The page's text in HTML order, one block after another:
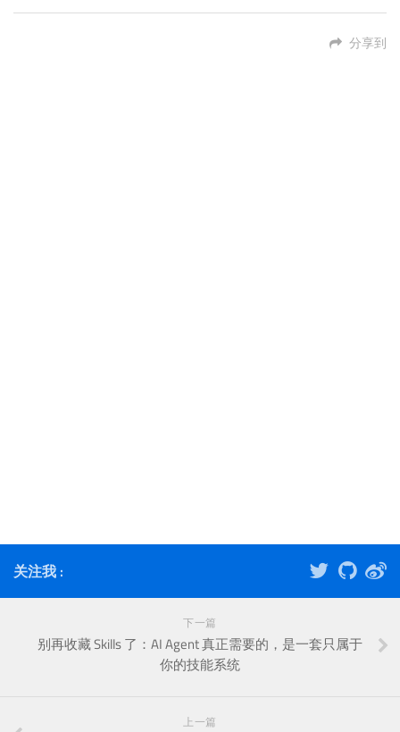
分享到
关注我 :
下一篇
别再收藏 Skills 了：AI Agent 真正需要的，是一套只属于
你的技能系统
上一篇